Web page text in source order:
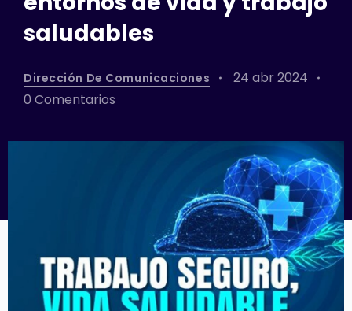
saludables
Dirección De Comunicaciones
24 abr 2024
0 Comentarios